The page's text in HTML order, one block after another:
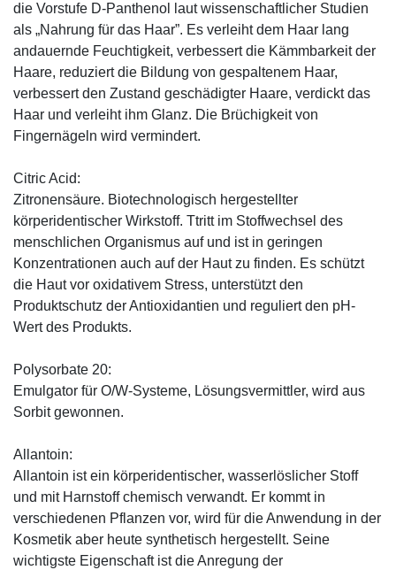
die Vorstufe D-Panthenol laut wissenschaftlicher Studien
als „Nahrung für das Haar”. Es verleiht dem Haar lang
andauernde Feuchtigkeit, verbessert die Kämmbarkeit der
Haare, reduziert die Bildung von gespaltenem Haar,
verbessert den Zustand geschädigter Haare, verdickt das
Haar und verleiht ihm Glanz. Die Brüchigkeit von
Fingernägeln wird vermindert.
Citric Acid:
Zitronensäure. Biotechnologisch hergestellter
körperidentischer Wirkstoff. Ttritt im Stoffwechsel des
menschlichen Organismus auf und ist in geringen
Konzentrationen auch auf der Haut zu finden. Es schützt
die Haut vor oxidativem Stress, unterstützt den
Produktschutz der Antioxidantien und reguliert den pH-
Wert des Produkts.
Polysorbate 20:
Emulgator für O/W-Systeme, Lösungsvermittler, wird aus
Sorbit gewonnen.
Allantoin:
Allantoin ist ein körperidentischer, wasserlöslicher Stoff
und mit Harnstoff chemisch verwandt. Er kommt in
verschiedenen Pflanzen vor, wird für die Anwendung in der
Kosmetik aber heute synthetisch hergestellt. Seine
wichtigste Eigenschaft ist die Anregung der